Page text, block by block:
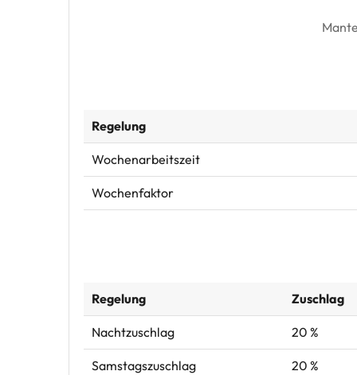
Regelung
Wochenarbeitszeit
Wochenfaktor
Regelung Zuschlag
Nachtzuschlag 20 %
Samstagszuschlag 20 %